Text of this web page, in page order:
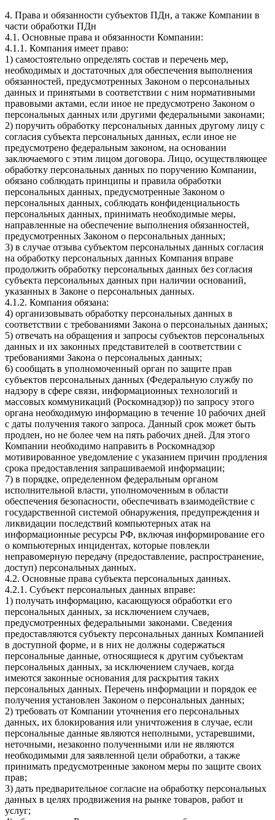
4. Права и обязанности субъектов ПДн, а также Компании в
части обработки ПДн
4.1. Основные права и обязанности Компании:
4.1.1. Компания имеет право:
1) самостоятельно определять состав и перечень мер,
необходимых и достаточных для обеспечения выполнения
обязанностей, предусмотренных Законом о персональных
данных и принятыми в соответствии с ним нормативными
правовыми актами, если иное не предусмотрено Законом о
персональных данных или другими федеральными законами;
2) поручить обработку персональных данных другому лицу с
согласия субъекта персональных данных, если иное не
предусмотрено федеральным законом, на основании
заключаемого с этим лицом договора. Лицо, осуществляющее
обработку персональных данных по поручению Компании,
обязано соблюдать принципы и правила обработки
персональных данных, предусмотренные Законом о
персональных данных, соблюдать конфиденциальность
персональных данных, принимать необходимые меры,
направленные на обеспечение выполнения обязанностей,
предусмотренных Законом о персональных данных;
3) в случае отзыва субъектом персональных данных согласия
на обработку персональных данных Компания вправе
продолжить обработку персональных данных без согласия
субъекта персональных данных при наличии оснований,
указанных в Законе о персональных данных.
4.1.2. Компания обязана:
4) организовывать обработку персональных данных в
соответствии с требованиями Закона о персональных данных;
5) отвечать на обращения и запросы субъектов персональных
данных и их законных представителей в соответствии с
требованиями Закона о персональных данных;
6) сообщать в уполномоченный орган по защите прав
субъектов персональных данных (Федеральную службу по
надзору в сфере связи, информационных технологий и
массовых коммуникаций (Роскомнадзор)) по запросу этого
органа необходимую информацию в течение 10 рабочих дней
с даты получения такого запроса. Данный срок может быть
продлен, но не более чем на пять рабочих дней. Для этого
Компании необходимо направить в Роскомнадзор
мотивированное уведомление с указанием причин продления
срока предоставления запрашиваемой информации;
7) в порядке, определенном федеральным органом
исполнительной власти, уполномоченным в области
обеспечения безопасности, обеспечивать взаимодействие с
государственной системой обнаружения, предупреждения и
ликвидации последствий компьютерных атак на
информационные ресурсы РФ, включая информирование его
о компьютерных инцидентах, которые повлекли
неправомерную передачу (предоставление, распространение,
доступ) персональных данных.
4.2. Основные права субъекта персональных данных.
4.2.1. Субъект персональных данных вправе:
1) получать информацию, касающуюся обработки его
персональных данных, за исключением случаев,
предусмотренных федеральными законами. Сведения
предоставляются субъекту персональных данных Компанией
в доступной форме, и в них не должны содержаться
персональные данные, относящиеся к другим субъектам
персональных данных, за исключением случаев, когда
имеются законные основания для раскрытия таких
персональных данных. Перечень информации и порядок ее
получения установлен Законом о персональных данных;
2) требовать от Компании уточнения его персональных
данных, их блокирования или уничтожения в случае, если
персональные данные являются неполными, устаревшими,
неточными, незаконно полученными или не являются
необходимыми для заявленной цели обработки, а также
принимать предусмотренные законом меры по защите своих
прав;
3) дать предварительное согласие на обработку персональных
данных в целях продвижения на рынке товаров, работ и
услуг;